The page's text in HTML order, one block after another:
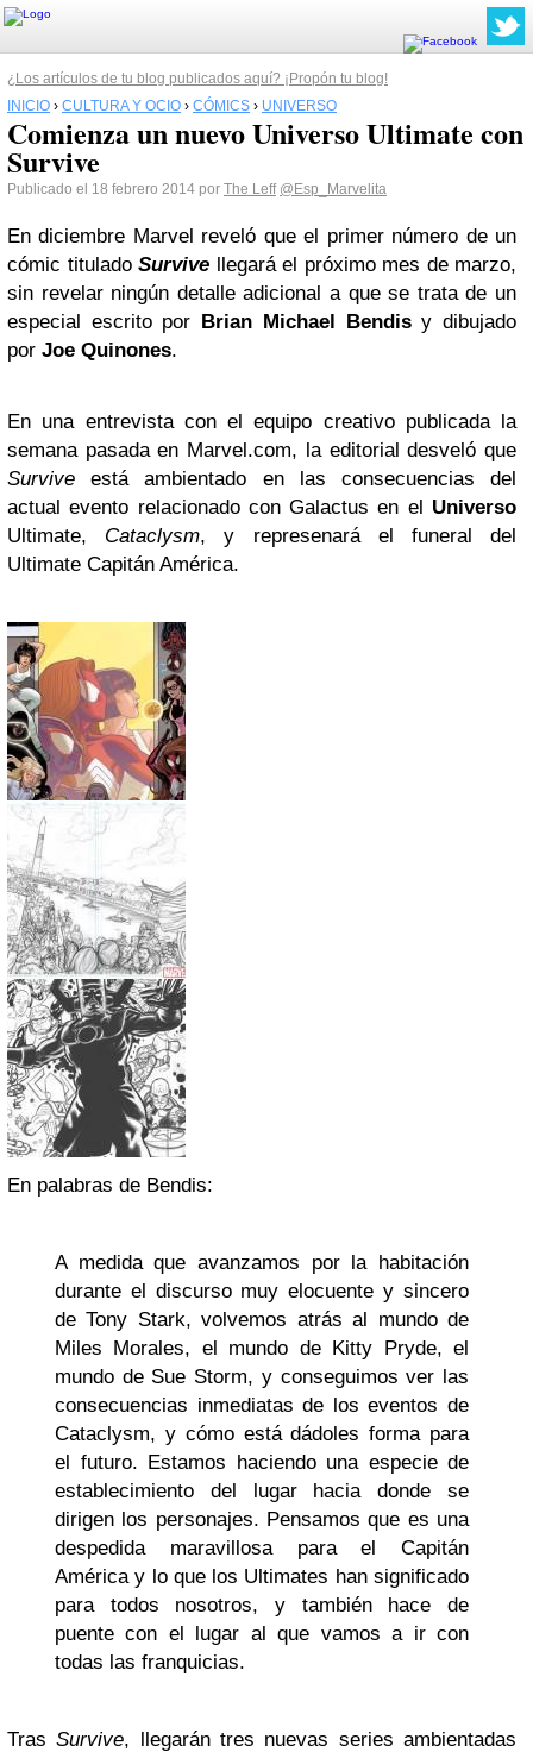
¿Los artículos de tu blog publicados aquí? ¡Propón tu blog!
INICIO › CULTURA Y OCIO › CÓMICS › UNIVERSO
Comienza un nuevo Universo Ultimate con
Survive
Publicado el 18 febrero 2014 por The Leff @Esp_Marvelita
En diciembre Marvel reveló que el primer número de un
cómic titulado Survive llegará el próximo mes de marzo,
sin revelar ningún detalle adicional a que se trata de un
especial escrito por Brian Michael Bendisy dibujado
por Joe Quinones.
En una entrevista con el equipo creativo publicada la
semana pasada en Marvel.com, la editorial desveló que
Survive está ambientado en las consecuencias del
actual evento relacionado con Galactus en el Universo
Ultimate, Cataclysm, y represenará el funeral del
Ultimate Capitán América.
En palabras de Bendis:
A medida que avanzamos por la habitación
durante el discurso muy elocuente y sincero
de Tony Stark, volvemos atrás al mundo de
Miles Morales, el mundo de Kitty Pryde, el
mundo de Sue Storm, y conseguimos ver las
consecuencias inmediatas de los eventos de
Cataclysm, y cómo está dádoles forma para
el futuro. Estamos haciendo una especie de
establecimiento del lugar hacia donde se
dirigen los personajes. Pensamos que es una
despedida maravillosa para el Capitán
América y lo que los Ultimates han significado
para todos nosotros, y también hace de
puente con el lugar al que vamos a ir con
todas las franquicias.
TrasSurvive, llegarán tres nuevas series ambientadas